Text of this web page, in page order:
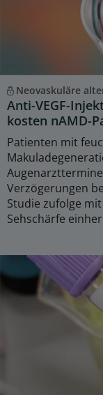
Neovaskuläre
Anti-VEGF-
kosten nAMD-
Patienten mit
Verzögerungen
Studie zufolge
Sehschärfe